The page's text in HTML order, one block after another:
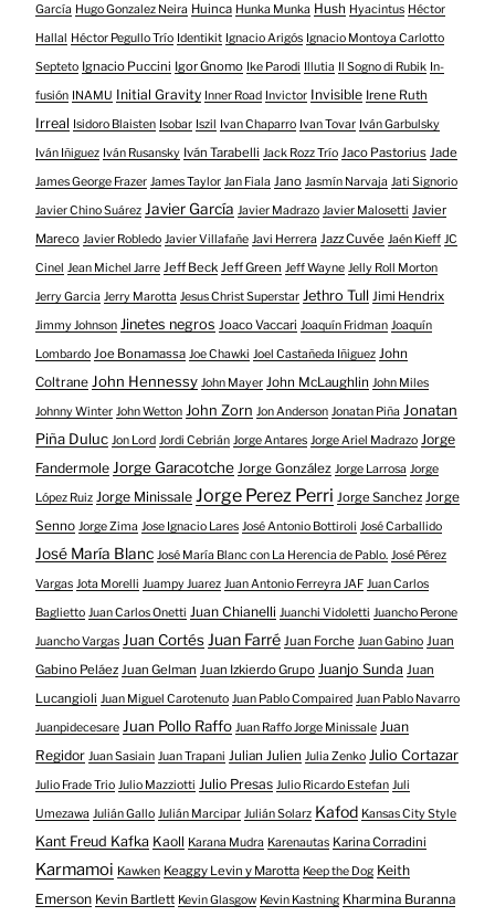
García Hugo Gonzalez Neira Huinca Hunka Munka Hush Hyacintus Héctor
Hallal
Héctor Pegullo Trío Identikit Ignacio Arigós Ignacio Montoya Carlotto
Septeto Ignacio Puccini Igor Gnomo Ike Parodi Illutia Il Sogno di Rubik In-
fusión INAMU Initial Gravity Inner Road Invictor Invisible Irene Ruth
Irreal Isidoro Blaisten Isobar Iszil Ivan Chaparro Ivan Tovar Iván Garbulsky
Iván Iñiguez Iván Rusansky Iván Tarabelli Jack Rozz Trío Jaco Pastorius Jade
James George Frazer James Taylor Jan Fiala Jano Jasmín Narvaja Jati Signorio
Javier Chino Suárez Javier García Javier Madrazo Javier Malosetti Javier
Mareco Javier Robledo Javier Villafañe Javi Herrera Jazz Cuvée Jaén Kieff JC
Cinel Jean Michel Jarre Jeff Beck Jeff Green Jeff Wayne Jelly Roll Morton
Jerry Garcia Jerry Marotta Jesus Christ Superstar Jethro Tull Jimi Hendrix
Jimmy Johnson Jinetes negros Joaco Vaccari Joaquín Fridman Joaquín
Lombardo Joe Bonamassa Joe Chawki Joel Castañeda Iñiguez John
Coltrane John Hennessy John Mayer John McLaughlin John Miles
Johnny Winter John Wetton John Zorn Jon Anderson Jonatan Piña Jonatan
Piña Duluc Jon Lord Jordi Cebrián Jorge Antares Jorge Ariel Madrazo Jorge
Fandermole Jorge Garacotche Jorge González Jorge Larrosa Jorge
López Ruiz Jorge Minissale Jorge Perez Perri Jorge Sanchez Jorge
Senno Jorge Zima Jose Ignacio Lares José Antonio Bottiroli José Carballido
José María Blanc José María Blanc con La Herencia de Pablo. José Pérez
Vargas Jota Morelli Juampy Juarez Juan Antonio Ferreyra JAF Juan Carlos
Baglietto Juan Carlos Onetti Juan Chianelli Juanchi Vidoletti Juancho Perone
Juancho Vargas Juan Cortés Juan Farré Juan Forche Juan Gabino Juan
Gabino Peláez Juan Gelman Juan Izkierdo Grupo Juanjo Sunda Juan
Lucangioli Juan Miguel Carotenuto Juan Pablo Compaired Juan Pablo Navarro
Juanpidecesare Juan Pollo Raffo Juan Raffo Jorge Minissale Juan
Regidor Juan Sasiain Juan Trapani Julian Julien Julia Zenko Julio Cortazar
Julio Frade Trio Julio Mazziotti Julio Presas Julio Ricardo Estefan Juli
Umezawa Julián Gallo Julián Marcipar Julián Solarz Kafod Kansas City Style
Kant Freud Kafka Kaoll Karana Mudra Karenautas Karina Corradini
Karmamoi Kawken Keaggy Levin y Marotta Keep the Dog Keith
Emerson Kevin Bartlett Kevin Glasgow Kevin Kastning Kharmina Buranna